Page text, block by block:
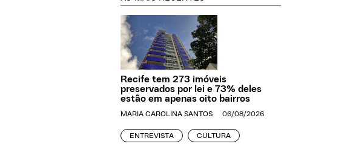
Recife tem 273 imóveis
preservados por lei e 73% deles
estão em apenas oito bairros
MARIA CAROLINA SANTOS 06/08/2026
ENTREVISTA CULTURA